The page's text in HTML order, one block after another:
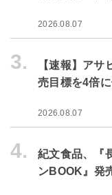
2026.08.07
3.
【速報】ア
売目標を4倍
2026.08.07
4.
紀文食品、『
ンBOOK』発